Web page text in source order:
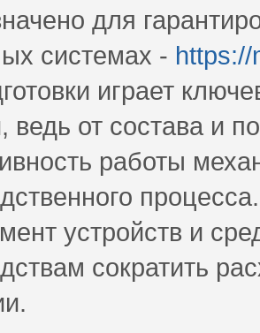
для
системах -
играет
ведь от состава и
работы
устройств и
сократить